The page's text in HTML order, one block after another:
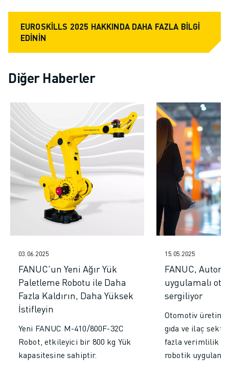
TÜM UYGULAMALAR
5 EKSEN IŞLEME
CNC TAŞLAMA
CNC FREZELEME
CNC TORNA
YÜKSEK HIZLI DELME VE KILAVUZ ÇEKME
ENJEKSIYON
MAKINE BESLEME
MALZEME TAŞIMA
BOYAMA
PALETLEME
PUNTA KAYNAĞI
GÖRSEL DENETIM
TEL EROZYON
VAKA ÇALIŞMALARI
FANUC PLANS
SAHA VE BAKIM
UZAKTAN TEKNIK DESTEK
YEDEK PARÇALAR
YENILEME
DIJITAL SERVIS ARAÇLARI
İNDIRME MERKEZI » MYFANUC
EUROSKILLS 2025 HAKKINDA DAHA FAZLA BILGI
EDININ
Diğer Haberler
03.06.2025
FANUC'un Yeni Ağır Yük
Paletleme Robotu ile Daha
Fazla Kaldırın, Daha Yüksek
İstifleyin
Yeni FANUC M-410/800F-32C
Robot, etkileyici bir 800 kg Yük
kapasitesine sahiptir.
15.05.2025
FANUC,
uygulamalı
sergiliyor
Otomotiv
gıda ve ilaç
fazla verimlilik
robotik